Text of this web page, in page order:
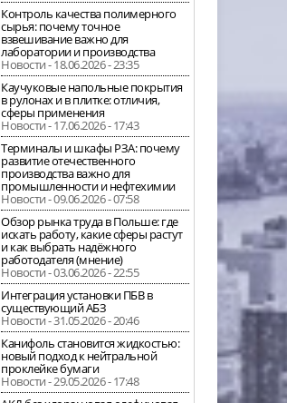
Контроль качества полимерного
сырья: почему точное
взвешивание важно для
лаборатории и производства
Новости - 18.06.2026 - 23:35
Каучуковые напольные покрытия
в рулонах и в плитке: отличия,
сферы применения
Новости - 17.06.2026 - 17:43
Терминалы и шкафы РЗА: почему
развитие отечественного
производства важно для
промышленности и нефтехимии
Новости - 09.06.2026 - 07:58
Обзор рынка труда в Польше: где
искать работу, какие сферы растут
и как выбрать надёжного
работодателя (мнение)
Новости - 03.06.2026 - 22:55
Интеграция установки ПБВ в
существующий АБЗ
Новости - 31.05.2026 - 20:46
Канифоль становится жидкостью:
новый подход к нейтральной
проклейке бумаги
Новости - 29.05.2026 - 17:48